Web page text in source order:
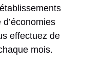
effectuez de
mois.